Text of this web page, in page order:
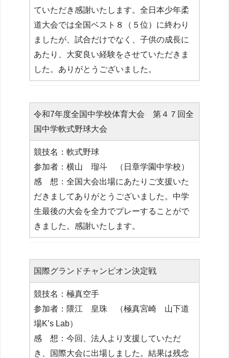
ていただき感謝いたします。全日本少年柔
道大会では全国ベスト８（５位）に終わり
ましたが、試合だけでなく、子供の成長に
あたり、大変良い経験をさせていただきま
した。ありがとうございました。
令和7年度全国中学校体育大会 第４７回全
国中学軟式野球大会
競技名：軟式野球
参加者：横山 瑠斗 （日章学園中学校）
感 想：全国大会出場にあたりご支援いた
だきましてありがとうございました。中学
生最後の大会を全力でプレーすることがで
きました。感謝いたします。
国際グランドチャンピオン決定戦
競技名：極真空手
参加者：隈江 皇珠 （極真宮崎 山下道
場K’s Lab）
感 想：今回、法人より支援していただ
き、国際大会に出場しました。結果は残念